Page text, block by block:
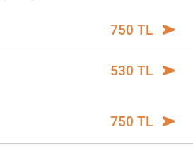
750 TL
530 TL
750 TL